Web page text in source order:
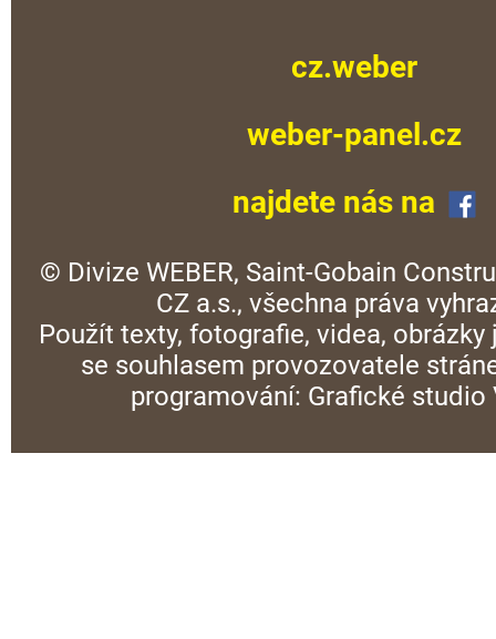
cz.weber
weber-panel.cz
najdete nás na
© Divize WEBER, Saint-Gobain
CZ a.s., všechna práva
Použít texty, fotografie, videa, obrázky
se souhlasem provozovatele
programování: Grafické studio